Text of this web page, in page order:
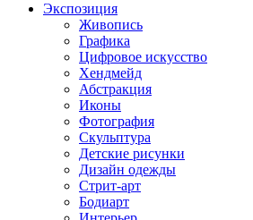
Экспозиция
Живопись
Графика
Цифровое искусство
Хендмейд
Абстракция
Иконы
Фотография
Скульптура
Детские рисунки
Дизайн одежды
Стрит-арт
Бодиарт